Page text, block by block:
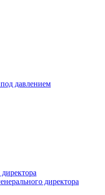
давлением
директора